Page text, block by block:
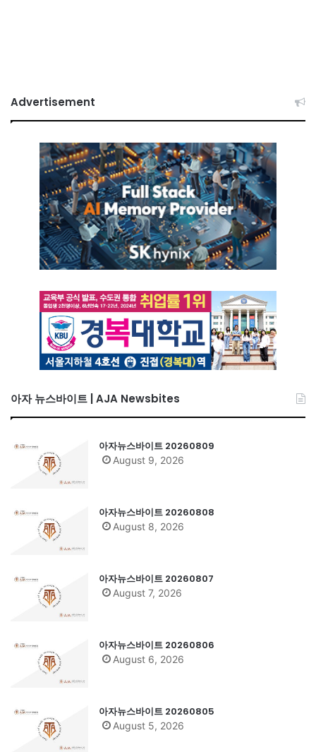
Advertisement
아자 뉴스바이트 | AJA Newsbites
아자뉴스바이트 20260809
August 9, 2026
아자뉴스바이트 20260808
August 8, 2026
아자뉴스바이트 20260807
August 7, 2026
아자뉴스바이트 20260806
August 6, 2026
아자뉴스바이트 20260805
August 5, 2026